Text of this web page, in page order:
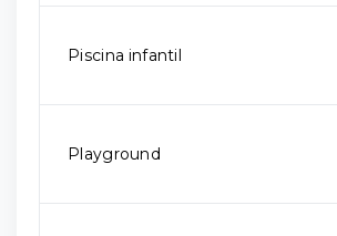
Piscina infantil
Playground